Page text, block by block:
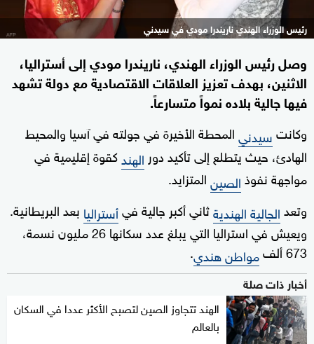
رئيس الوزراء الهندي ناريندرا مودي في سيدني
وصل رئيس الوزراء الهندي، ناريندرا مودي إلى أستراليا،
الاثنين، بهدف تعزيز العلاقات الاقتصادية مع دولة تشهد
فيها جالية بلاده نمواً متسارعاً.
وكانتسيدنيالمحطة الأخيرة في جولته في آسيا والمحيط
الهادئ، حيث يتطلع إلى تأكيد دور الهندكقوة إقليمية في
مواجهة نفوذالصينالمتزايد.
وتعدالجالية الهنديةثاني أكبر جالية فيأستراليا بعد البريطانية.
ويعيش في استراليا التي يبلغ عدد سكانها 26 مليون نسمة،
673 ألف
مواطن هندي.
أخبار ذات صلة
الهند تتجاوز الصين لتصبح الأكثر عددا في السكان
بالعالم